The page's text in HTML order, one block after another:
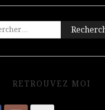
:
RETROUVEZ MOI